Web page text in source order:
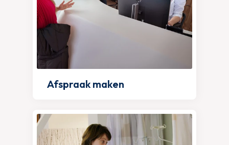
Afspraak maken